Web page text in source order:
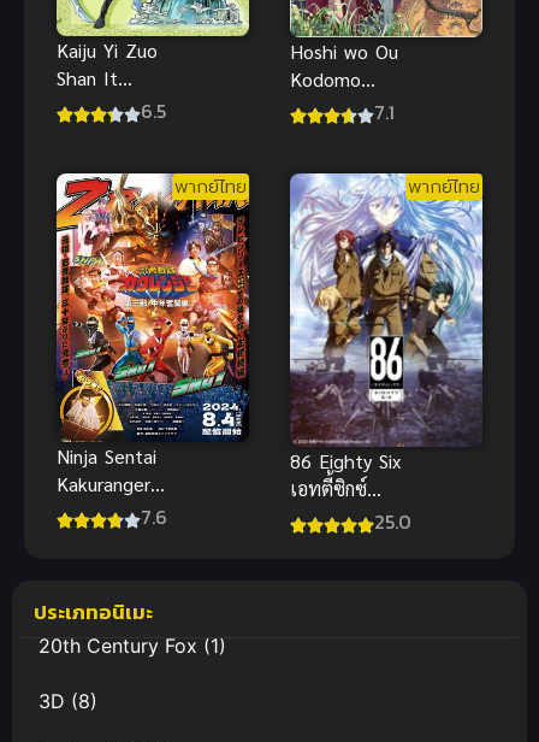
Kaiju Yi Zuo
Shan It
Starts With6.5
Hoshi wo Ou
Kodomo
(Children
เด็กสาวกับ
เสียงเพรียก
แห่งพิภพ
เทพา พากย์
ไทย
7.1
พากย์ไทย
Ninja Sentai
Kakuranger
Act Three7.6
พากย์ไทย
86 Eighty Six
เอทตี้ซิกซ์
พากย์ไทย ซับ25.0
ประเภทอนิเมะ
20th Century Fox(1)
3D (8)